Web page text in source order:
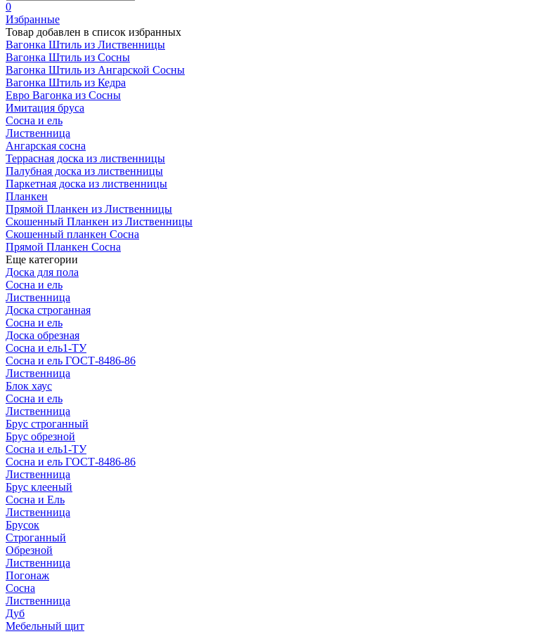
0
Избранные
Товар добавлен в список избранных
Вагонка Штиль из Лиственницы
Вагонка Штиль из Сосны
Вагонка Штиль из Ангарской Сосны
Вагонка Штиль из Кедра
Евро Вагонка из Сосны
Имитация бруса
Сосна и ель
Лиственница
Ангарская сосна
Террасная доска из лиственницы
Палубная доска из лиственницы
Паркетная доска из лиственницы
Планкен
Прямой Планкен из Лиственницы
Скошенный Планкен из Лиственницы
Скошенный планкен Сосна
Прямой Планкен Сосна
Еще категории
Доска для пола
Сосна и ель
Лиственница
Доска строганная
Сосна и ель
Доска обрезная
Сосна и ель1-ТУ
Сосна и ель ГОСТ-8486-86
Лиственница
Блок хаус
Сосна и ель
Лиственница
Брус строганный
Брус обрезной
Сосна и ель1-ТУ
Сосна и ель ГОСТ-8486-86
Лиственница
Брус клееный
Сосна и Ель
Лиственница
Брусок
Строганный
Обрезной
Лиственница
Погонаж
Сосна
Лиственница
Дуб
Мебельный щит